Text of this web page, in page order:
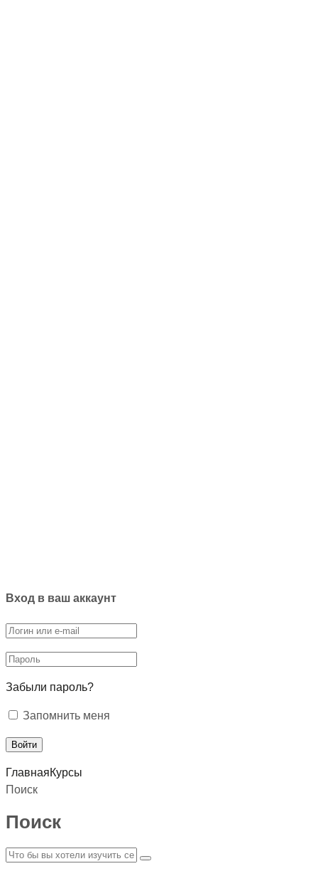
Вход в ваш аккаунт
Забыли пароль?
Запомнить меня
ГлавнаяКурсы
Поиск
Поиск